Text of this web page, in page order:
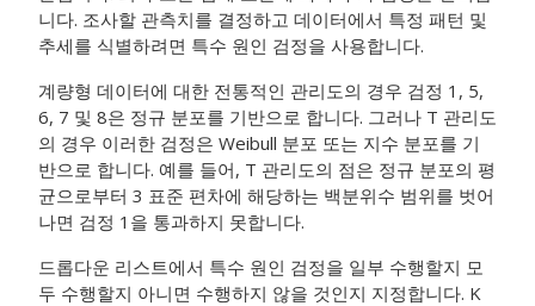
니다. 조사할 관측치를 결정하고 데이터에서 특정 패턴 및
추세를 식별하려면 특수 원인 검정을 사용합니다.
계량형 데이터에 대한 전통적인 관리도의 경우 검정 1, 5,
6, 7 및 8은 정규 분포를 기반으로 합니다. 그러나 T 관리도
의 경우 이러한 검정은 Weibull 분포 또는 지수 분포를 기
반으로 합니다. 예를 들어, T 관리도의 점은 정규 분포의 평
균으로부터 3 표준 편차에 해당하는 백분위수 범위를 벗어
나면 검정 1을 통과하지 못합니다.
드롭다운 리스트에서 특수 원인 검정을 일부 수행할지 모
두 수행할지 아니면 수행하지 않을 것인지 지정합니다. K